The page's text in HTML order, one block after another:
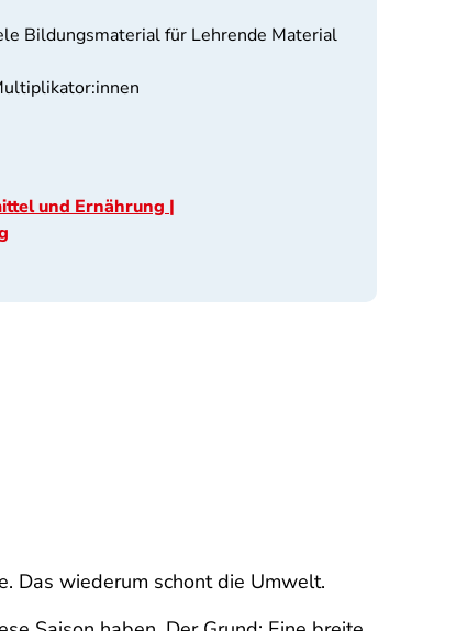
Bildungsmaterial für Lehrende Material
und Ernährung |
Das wiederum schont die Umwelt.